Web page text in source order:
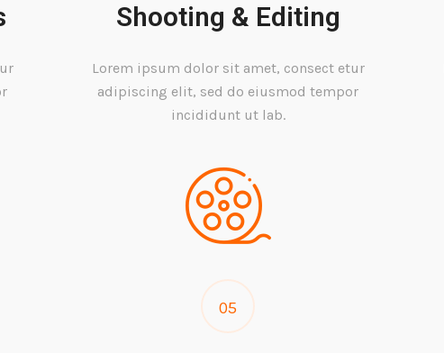
Shooting & Editing
Lorem ipsum dolor sit amet, consect etur
adipiscing elit, sed do eiusmod tempor
incididunt ut lab.
05